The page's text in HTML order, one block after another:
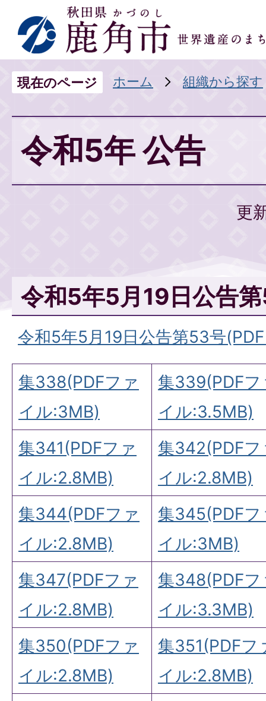
現在のページ ホーム 組織から探す
令和5年 公告
更
令和5年5月19日公告
令和5年5月19日公告第53号
集338(PDFファ
イル:3MB)
集339(PDFフ
イル:3.5MB)
集341(PDFファ
イル:2.8MB)
集342(PDFフ
イル:2.8MB)
集344(PDFファ
イル:2.8MB)
集345(PDFフ
イル:3MB)
集347(PDFファ
イル:2.8MB)
集348(PDFフ
イル:3.3MB)
集350(PDFファ
イル:2.8MB)
集351(PDFフ
イル:2.8MB)